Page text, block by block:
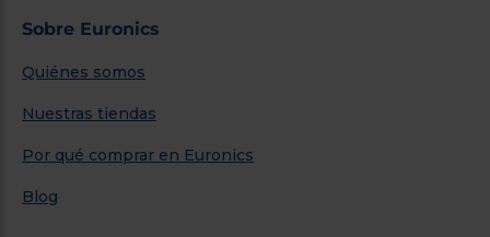
Sobre Euronics
Quiénes somos
Nuestras tiendas
Por qué comprar en Euronics
Blog